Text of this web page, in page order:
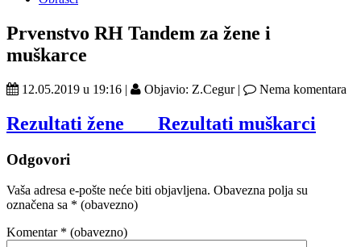
Prvenstvo RH Tandem za žene i
muškarce
12.05.2019 u 19:16 | Objavio: Z.Cegur | Nema komentara
Rezultati žene Rezultati muškarci
Odgovori
Vaša adresa e-pošte neće biti objavljena. Obavezna polja su
označena sa * (obavezno)
Komentar * (obavezno)